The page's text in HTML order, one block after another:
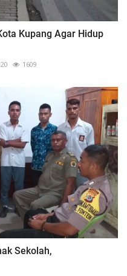
Kupang Agar Hidup
1609
Sekolah,